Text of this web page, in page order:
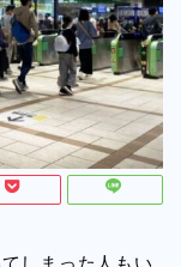
しまった人もい